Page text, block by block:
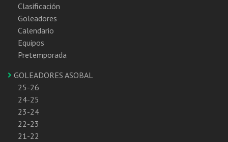
Clasificación
Goleadores
Calendario
Equipos
Pretemporada
GOLEADORES ASOBAL
25-26
24-25
23-24
22-23
21-22